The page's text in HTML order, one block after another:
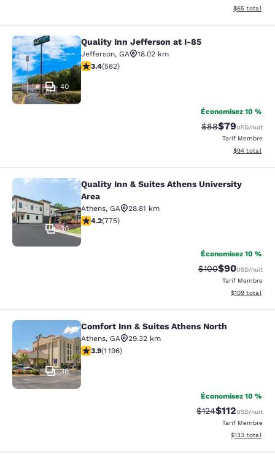
Afficher les
$65 total
Quality Inn Jefferson at I-85
40
Quality Inn Jefferson at I-85
Jefferson, GA
18.02 km
3.42 étoiles. Bien. 582 commentaires
3.4(582)
Économisez 10 %
Tarif barré :
$88Tarif réduit :
$79USD/nuit
Tarif Membre
Afficher les
$94 total
Quality Inn & Suites Athens
30
Quality Inn & Suites Athens University
Area
Athens, GA
28.81 km
4.19 étoiles. Très Bien. 775 commentaires
4.2(775)
Économisez 10 %
Tarif barré :
$100Tarif réduit :
$90USD/nuit
Tarif Membre
Afficher les
$109 total
Comfort Inn & Suites Athens North
36
Comfort Inn & Suites Athens North
Athens, GA
29.32 km
3.91 étoiles. Bien. 1196 commentaires
3.9(1 196)
Économisez 10 %
Tarif barré :
$124Tarif réduit :
$112USD/nuit
Tarif Membre
Afficher les
$133 total